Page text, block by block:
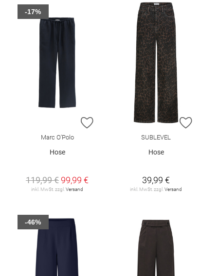
ZUR WUNSCHLISTE HINZUFÜGEN
Marc O'Polo
Hose
119,99 € 99,99 €
inkl. MwSt. zzgl. Versand
-17%
ZUR
SUBLEVEL
Hose
39,99 €
inkl. MwSt. zzgl. Versand
-46%